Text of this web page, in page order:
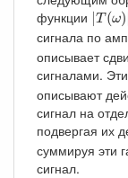
функции ∣T (ω)
∣T(ω
сигнала по
описывает
сигналами.
описывают
сигнал на
подвергая их
суммируя эти
сигнал.